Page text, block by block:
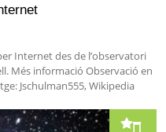
Internet des de l’observatori
Més informació Observació en
Jschulman555, Wikipedia